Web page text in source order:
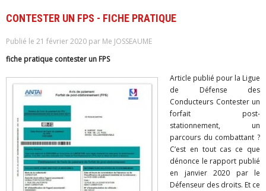
CONTESTER UN FPS - FICHE PRATIQUE
Publié le 21 février 2020 par Me JOSSEAUME
fiche pratique contester un FPS
Article publié pour la Ligue
de Défense des
Conducteurs Contester un
forfait post-
stationnement, un
parcours du combattant ?
C’est en tout cas ce que
dénonce le rapport publié
en janvier 2020 par le
Défenseur des droits. Et ce